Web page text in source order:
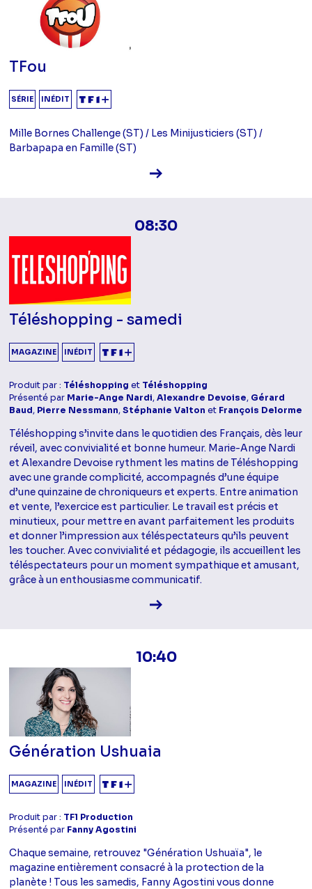
TFou
SÉRIE INÉDIT
Mille Bornes Challenge (ST) / Les Minijusticiers (ST) /
Barbapapa en Famille (ST)
Voir la fiche diffusion
08:30
Téléshopping - samedi
MAGAZINE INÉDIT
Produit par : Téléshopping et Téléshopping
Présenté par Marie-Ange Nardi,Alexandre Devoise, Gérard
Baud, Pierre Nessmann,Stéphanie Valton et François Delorme
Téléshopping s’invite dans le quotidien des Français, dès leur
réveil, avec convivialité et bonne humeur. Marie-Ange Nardi
et Alexandre Devoise rythment les matins de Téléshopping
avec une grande complicité, accompagnés d’une équipe
d’une quinzaine de chroniqueurs et experts. Entre animation
et vente, l’exercice est particulier. Le travail est précis et
minutieux, pour mettre en avant parfaitement les produits
et donner l’impression aux téléspectateurs qu’ils peuvent
les toucher. Avec convivialité et pédagogie, ils accueillent les
téléspectateurs pour un moment sympathique et amusant,
grâce à un enthousiasme communicatif.
Voir la fiche diffusion
10:40
Génération Ushuaia
MAGAZINE INÉDIT
Produit par : TF1 Production
Présenté par Fanny Agostini
Chaque semaine, retrouvez "Génération Ushuaïa", le
magazine entièrement consacré à la protection de la
planète ! Tous les samedis, Fanny Agostini vous donne